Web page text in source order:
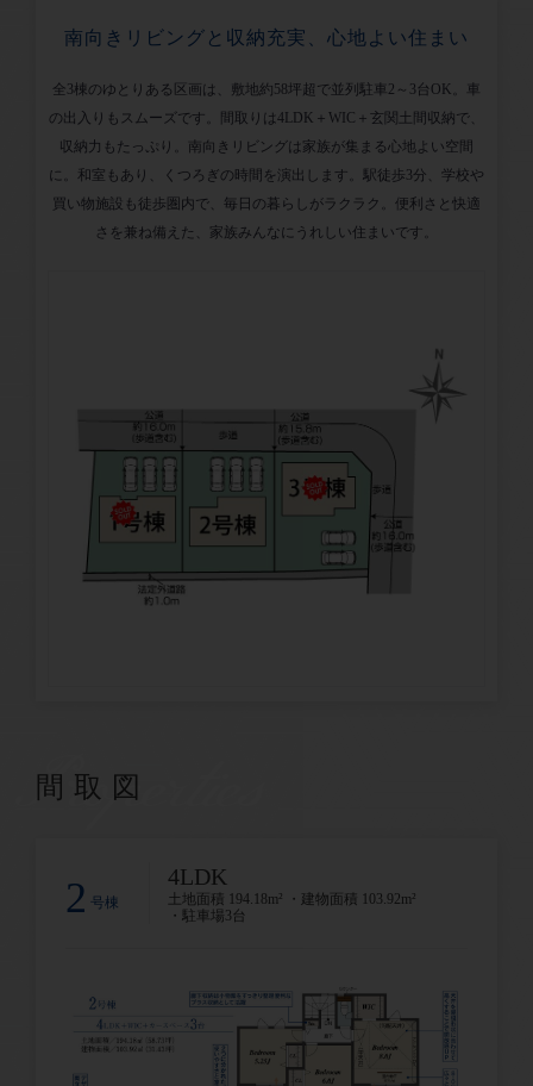
南向きリビングと収納充実、心地よい住まい
全3棟のゆとりある区画は、敷地約58坪超で並列駐車2～3台OK。車
の出入りもスムーズです。間取りは4LDK＋WIC＋玄関土間収納で、
収納力もたっぷり。南向きリビングは家族が集まる心地よい空間
に。和室もあり、くつろぎの時間を演出します。駅徒歩3分、学校や
買い物施設も徒歩圏内で、毎日の暮らしがラクラク。便利さと快適
さを兼ね備えた、家族みんなにうれしい住まいです。
間取図
2 号棟
4LDK
土地面積 194.18m² ・建物面積 103.92m²
・駐車場3台